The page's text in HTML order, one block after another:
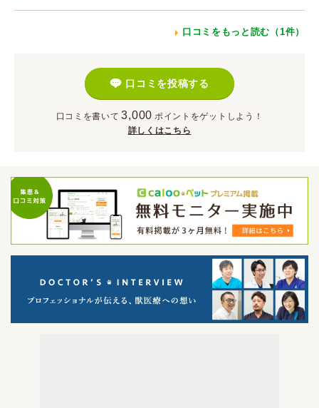
口コミをもっと読む（1件）
口コミを投稿する
口コミを書いて 3,000 ポイント をゲットしよう！
詳しくはこちら